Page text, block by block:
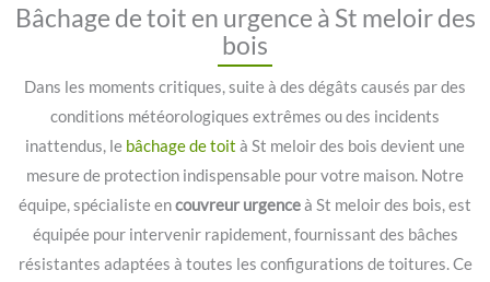
Bâchage de toit en urgence à St meloir des
bois
Dans les moments critiques, suite à des dégâts causés par des
conditions météorologiques extrêmes ou des incidents
inattendus, le bâchage de toit à St meloir des bois devient une
mesure de protection indispensable pour votre maison. Notre
équipe, spécialiste encouvreur urgenceà St meloir des bois, est
équipée pour intervenir rapidement, fournissant des bâches
résistantes adaptées à toutes les configurations de toitures. Ce